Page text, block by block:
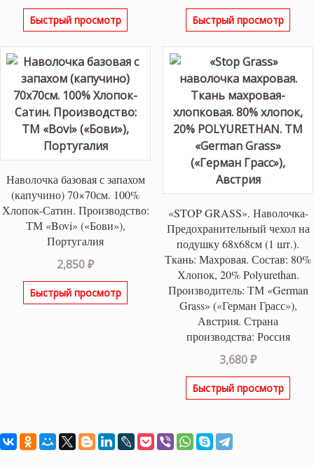
Быстрый просмотр Быстрый просмотр
Наволочка базовая с запахом
(капучино) 70×70см. 100%
Хлопок-Сатин. Производство:
ТМ «Bovi» («Бови»),
Португалия
2,850₽
Быстрый просмотр
«STOP GRASS». Наволочка-
Предохранительный чехол на
подушку 68х68см (1 шт.).
Ткань: Махровая. Состав: 80%
Хлопок, 20% Polyurethan.
Производитель: ТМ «German
Grass» («Герман Грасс»),
Австрия. Страна
производства: Россия
3,680₽
Быстрый просмотр